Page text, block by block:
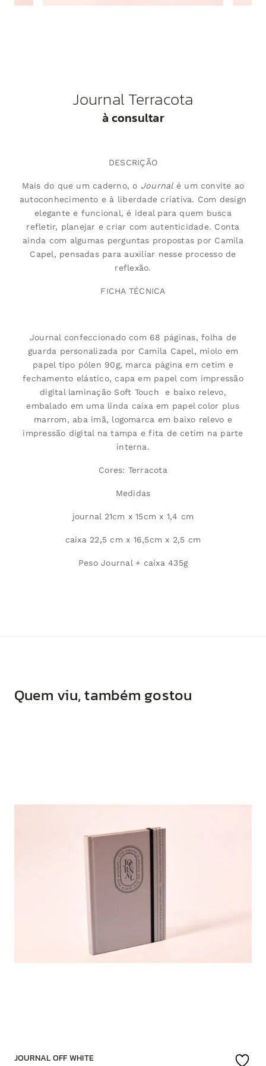
Journal Terracota
à consultar
DESCRIÇÃO
Mais do que um caderno, o Journalé um convite ao
autoconhecimento e à liberdade criativa. Com design
elegante e funcional, é ideal para quem busca
refletir, planejar e criar com autenticidade. Conta
ainda com algumas perguntas propostas por Camila
Capel, pensadas para auxiliar nesse processo de
reflexão.
FICHA TÉCNICA
Journal confeccionado com 68 páginas, folha de
guarda personalizada por Camila Capel, miolo em
papel tipo pólen 90g, marca página em cetim e
fechamento elástico, capa em papel com impressão
digital laminação Soft Touch e baixo relevo,
embalado em uma linda caixa em papel color plus
marrom, aba imã, logomarca em baixo relevo e
impressão digital na tampa e fita de cetim na parte
interna.
Cores: Terracota
Medidas
journal 21cm x 15cm x 1,4 cm
caixa 22,5 cm x 16,5cm x 2,5 cm
Peso Journal + caixa 435g
Quem viu, também gostou
JOURNAL OFF WHITE